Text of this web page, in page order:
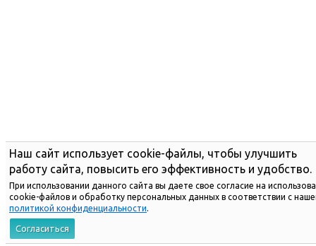
Наш сайт использует cookie-файлы, чтобы улучшить
работу сайта, повысить его эффективность и удобство.
При использовании данного сайта вы даете свое согласие на
cookie-файлов и обработку персональных данных в соответствии с
политикой конфиденциальности.
Согласиться